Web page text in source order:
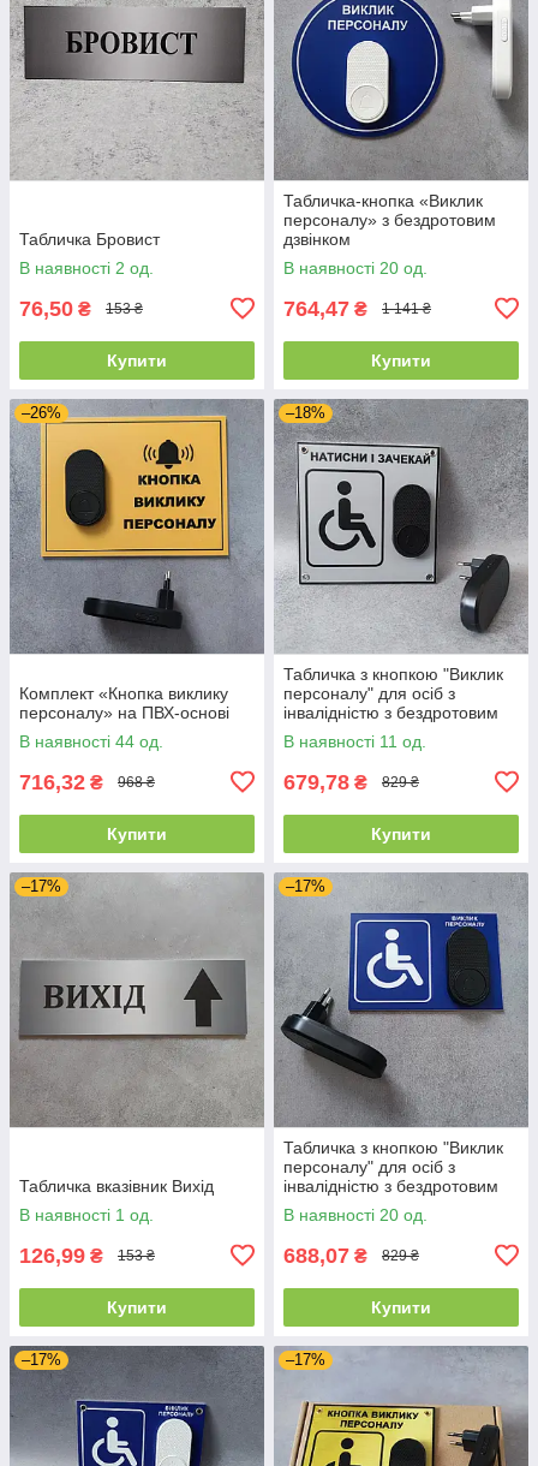
Табличка Бровист
В наявності 2 од.
76,50 ₴ 153 ₴
Купити
Табличка-кнопка «Виклик
персоналу» з бездротовим
дзвінком
В наявності 20 од.
764,47 ₴ 1 141 ₴
Купити
–26%
Комплект «Кнопка виклику
персоналу» на ПВХ-основі
В наявності 44 од.
716,32 ₴ 968 ₴
Купити
–18%
Табличка з кнопкою "Виклик
персоналу" для осіб з
інвалідністю з бездротовим
дзвінком Сіра
В наявності 11 од.
679,78 ₴ 829 ₴
Купити
–17%
Табличка вказівник Вихід
В наявності 1 од.
126,99 ₴ 153 ₴
Купити
–17%
Табличка з кнопкою "Виклик
персоналу" для осіб з
інвалідністю з бездротовим
дзвінком Синя
В наявності 20 од.
688,07 ₴ 829 ₴
Купити
–17% –17%